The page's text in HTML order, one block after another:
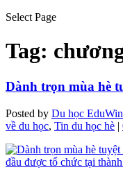
Select Page
Tag:
Dành trọn mùa hè
Posted by Du học EduWin
về du học, Tin du học hè |